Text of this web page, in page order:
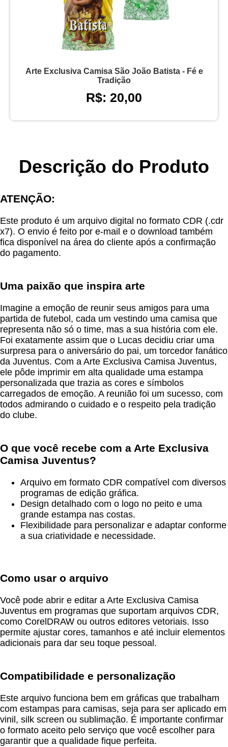
Arte Exclusiva Camisa São João Batista - Fé e
Tradição
R$: 20,00
Descrição do Produto
ATENÇÃO:
Este produto é um arquivo digital no formato CDR (.cdr
x7). O envio é feito por e-mail e o download também
fica disponível na área do cliente após a confirmação
do pagamento.
Uma paixão que inspira arte
Imagine a emoção de reunir seus amigos para uma
partida de futebol, cada um vestindo uma camisa que
representa não só o time, mas a sua história com ele.
Foi exatamente assim que o Lucas decidiu criar uma
surpresa para o aniversário do pai, um torcedor fanático
da Juventus. Com a Arte Exclusiva Camisa Juventus,
ele pôde imprimir em alta qualidade uma estampa
personalizada que trazia as cores e símbolos
carregados de emoção. A reunião foi um sucesso, com
todos admirando o cuidado e o respeito pela tradição
do clube.
O que você recebe com a Arte Exclusiva
Camisa Juventus?
Arquivo em formato CDR compatível com diversos
programas de edição gráfica.
Design detalhado com o logo no peito e uma
grande estampa nas costas.
Flexibilidade para personalizar e adaptar conforme
a sua criatividade e necessidade.
Como usar o arquivo
Você pode abrir e editar a Arte Exclusiva Camisa
Juventus em programas que suportam arquivos CDR,
como CorelDRAW ou outros editores vetoriais. Isso
permite ajustar cores, tamanhos e até incluir elementos
adicionais para dar seu toque pessoal.
Compatibilidade e personalização
Este arquivo funciona bem em gráficas que trabalham
com estampas para camisas, seja para ser aplicado em
vinil, silk screen ou sublimação. É importante confirmar
o formato aceito pelo serviço que você escolher para
garantir que a qualidade fique perfeita.